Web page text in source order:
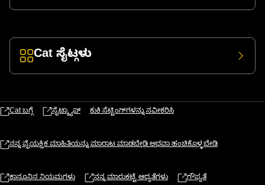
Cat ಸೈಟ್ಗಳು
Cat ಬಗ್ಗೆ ಸೈಟ್ಮ್ಯಾಪ್ ಕುಕಿ ಸೆಟ್ಟಿಂಗ್‌ಗಳನ್ನು ನವೀಕರಿಸಿ
ನನ್ನ ವೈಯಕ್ತಿಕ ಮಾಹಿತಿಯನ್ನು ಮಾರಾಟ ಮಾಡಬೇಡಿ ಅಥವಾ ಹಂಚಿಕೊಳ್ಳಬೇಡಿ
ಕಾನೂನಿನ ನಿಯಮಗಳು ನನ್ನ ಮಾರುಕಟ್ಟೆ ಆದ್ಯತೆಗಳು ಗೌಪ್ಯತೆ